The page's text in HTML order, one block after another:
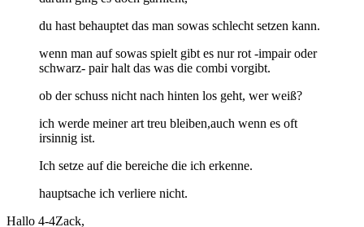
du hast behauptet das man sowas schlecht setzen kann.
wenn man auf sowas spielt gibt es nur rot -impair oder
schwarz- pair halt das was die combi vorgibt.
ob der schuss nicht nach hinten los geht, wer weiß?
ich werde meiner art treu bleiben,auch wenn es oft
irsinnig ist.
Ich setze auf die bereiche die ich erkenne.
hauptsache ich verliere nicht.
Hallo 4-4Zack,